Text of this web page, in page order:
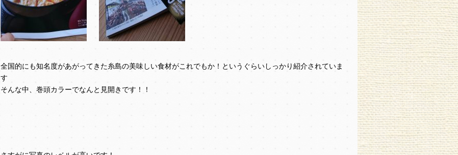
全国的にも知名度があがってきた糸島の美味しい食材がこれでもか！というぐらいしっかり紹介されていま
す
そんな中、巻頭カラーでなんと見開きです！！